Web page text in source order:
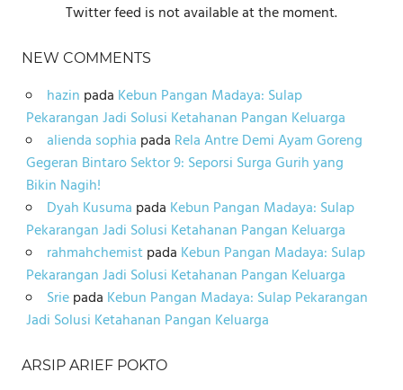
Twitter feed is not available at the moment.
NEW COMMENTS
hazin pada Kebun Pangan Madaya: Sulap
Pekarangan Jadi Solusi Ketahanan Pangan Keluarga
alienda sophia pada Rela Antre Demi Ayam Goreng
Gegeran Bintaro Sektor 9: Seporsi Surga Gurih yang
Bikin Nagih!
Dyah Kusuma pada Kebun Pangan Madaya: Sulap
Pekarangan Jadi Solusi Ketahanan Pangan Keluarga
rahmahchemistpada Kebun Pangan Madaya: Sulap
Pekarangan Jadi Solusi Ketahanan Pangan Keluarga
Sriepada Kebun Pangan Madaya: Sulap Pekarangan
Jadi Solusi Ketahanan Pangan Keluarga
ARSIP ARIEF POKTO